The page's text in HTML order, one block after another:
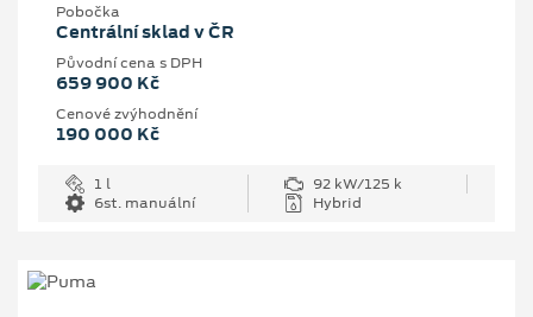
Pobočka
Centrální sklad v ČR
Původní cena s DPH
659 900 Kč
Cenové zvýhodnění
190 000 Kč
1 l
92 kW/125 k
6st. manuální
Hybrid